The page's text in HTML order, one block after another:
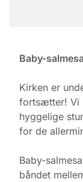
Baby-
Kirken er
fortsætter! Vi
hyggelige
for de
Baby-
båndet